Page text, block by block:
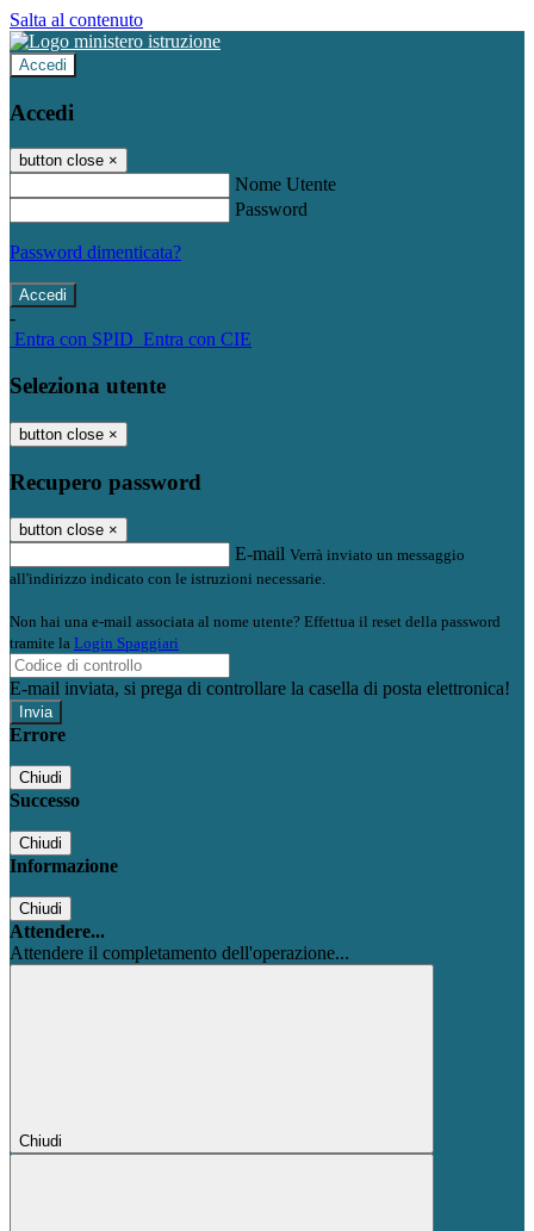
Salta al contenuto
Accedi
Accedi
button close ×
Nome Utente
Password
Password dimenticata?
-
Entra con SPID Entra con CIE
Seleziona utente
button close ×
Recupero password
button close ×
E-mail Verrà inviato un messaggio
all'indirizzo indicato con le istruzioni necessarie.
Non hai una e-mail associata al nome utente? Effettua il reset della password
tramite la Login Spaggiari
E-mail inviata, si prega di controllare la casella di posta elettronica!
Errore
Chiudi
Successo
Chiudi
Informazione
Chiudi
Attendere...
Attendere il completamento dell'operazione...
Chiudi